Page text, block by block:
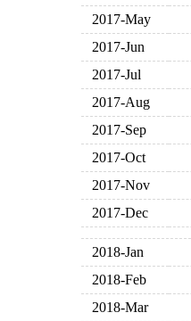
2017-May
2017-Jun
2017-Jul
2017-Aug
2017-Sep
2017-Oct
2017-Nov
2017-Dec
2018-Jan
2018-Feb
2018-Mar